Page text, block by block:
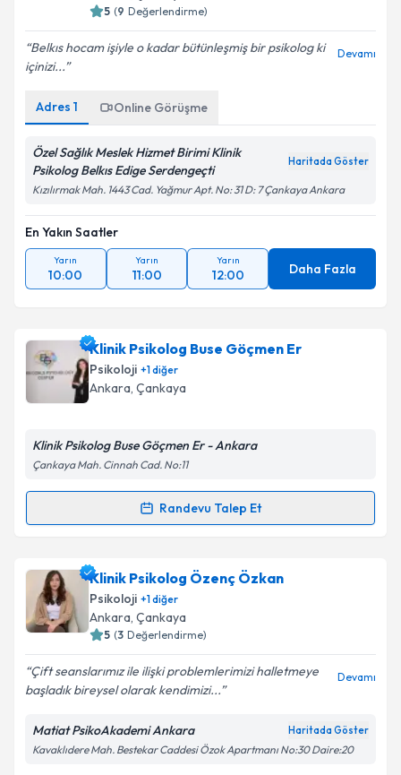
5 (9 Değerlendirme)
Belkıs hocam işiyle o kadar bütünleşmiş bir psikolog ki
içinizi...
Devamı
Adres 1 Online Görüşme
Özel Sağlık Meslek Hizmet Birimi Klinik
Psikolog Belkıs Edige Serdengeçti
Haritada Göster
Kızılırmak Mah. 1443 Cad. Yağmur Apt. No: 31 D: 7 Çankaya Ankara
En Yakın Saatler
Yarın
10:00
Yarın
11:00
Yarın
12:00 Daha Fazla
Klinik Psikolog Buse Göçmen Er
Psikoloji +1diğer
Ankara, Çankaya
Klinik Psikolog Buse Göçmen Er - Ankara
Çankaya Mah. Cinnah Cad. No:11
Randevu Talep Et
Randevu Takvimi Talebi
Klinik Psikolog Buse Göçmen Eriçin randevu
takvimi talebi oluşturun. Size bu uzmandan randevu
almanız için bir takvim hazırlandığında e-posta ile
bilgilendireceğiz.
E-posta Adresiniz
Kişisel verilerimin işlenmesine ilişkinAydınlatma
Klinik Psikolog Özenç Özkan
Psikoloji +1diğer
Ankara, Çankaya
5 (3 Değerlendirme)
Çift seanslarımız ile ilişki problemlerimizi halletmeye
başladık bireysel olarak kendimizi...
Devamı
Matiat PsikoAkademi Ankara Haritada Göster
Kavaklıdere Mah. Bestekar Caddesi Özok Apartmanı No:30 Daire:20